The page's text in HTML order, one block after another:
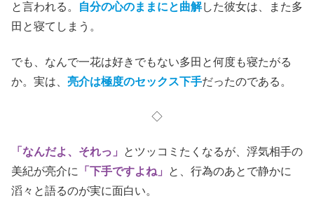
と言われる。
自分の心のままにと曲解した彼女は、また多
田と寝てしまう。
でも、なんで一花は好きでもない多田と何度も寝たがる
か。実は、 亮介は極度のセックス下手だったのである。
◇
「なんだよ、それっ」
とツッコミたくなるが、浮気相手の
美紀が亮介に
「下手ですよね」
と、行為のあとで静かに
滔々と語るのが実に面白い。